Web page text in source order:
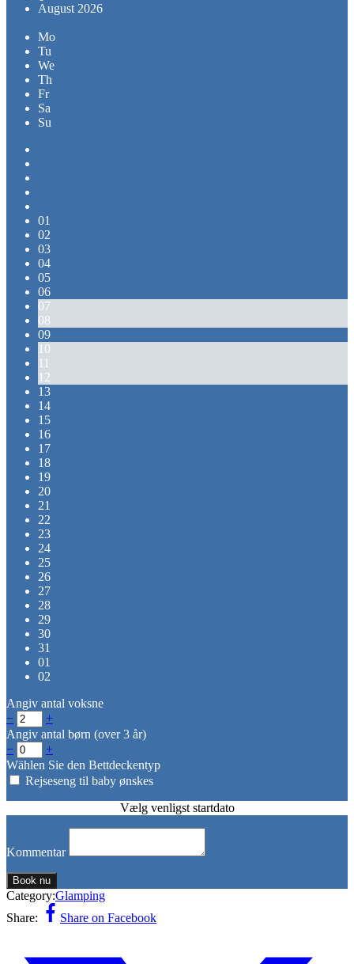
August 2026
Mo
Tu
We
Th
Fr
Sa
Su
01
02
03
04
05
06
07
08
09
10
11
12
13
14
15
16
17
18
19
20
21
22
23
24
25
26
27
28
29
30
31
01
02
Angiv antal voksne
−
+
Angiv antal børn (over 3 år)
−
+
Wählen Sie den Bettdeckentyp
Rejseseng til baby ønskes
Vælg venligst startdato
Kommentar
Book nu
Category:Glamping
Share:
Share on Facebook